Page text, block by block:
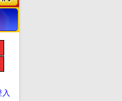
入